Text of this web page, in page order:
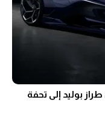
بوليد إلى تحفة